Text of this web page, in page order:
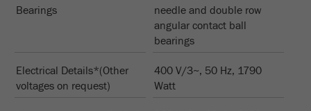
Proveedor
Identificador de datos PHP, establecido
().
código de seguimiento urchin.js, esta cookie
todavía se escribe y caduca cuando se cierra el
navegador. Sin embargo, no es necesario tener
nuevo código de seguimiento ga.js .
Bearings
needle and double row
angular contact ball
bearings
Electrical Details*(Other
voltages on request)
400 V/3~, 50 Hz, 1790
Watt